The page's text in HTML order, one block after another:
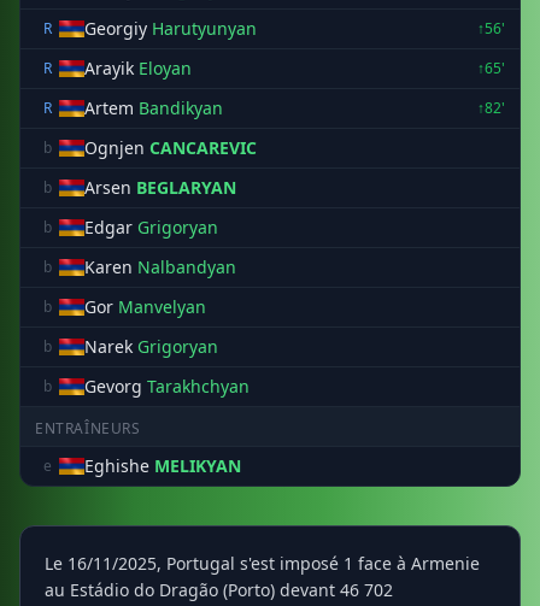
R
Georgiy Harutyunyan
↑56'
R
Arayik Eloyan
↑65'
R
Artem Bandikyan
↑82'
b
Ognjen CANCAREVIC
b Arsen BEGLARYAN
b Edgar Grigoryan
b Karen Nalbandyan
b Gor Manvelyan
b Narek Grigoryan
b Gevorg Tarakhchyan
ENTRAÎNEURS
e
Eghishe MELIKYAN
Le 16/11/2025, Portugal s'est imposé 1 face à Armenie
au Estádio do Dragão (Porto) devant 46 702